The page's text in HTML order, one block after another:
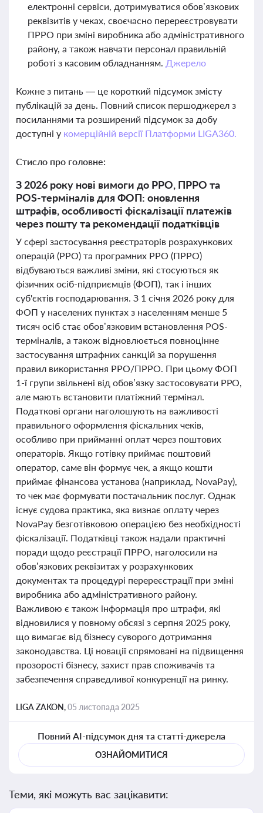
електронні сервіси, дотримуватися обов’язкових
реквізитів у чеках, своєчасно перереєстровувати
ПРРО при зміні виробника або адміністративного
району, а також навчати персонал правильній
роботі з касовим обладнанням. Джерело
Кожне з питань — це короткий підсумок змісту
публікацій за день. Повний список першоджерел з
посиланнями та розширений підсумок за добу
доступні у комерційній версії Платформи LIGA360.
Стисло про головне:
З 2026 року нові вимоги до РРО, ПРРО та
POS-терміналів для ФОП: оновлення
штрафів, особливості фіскалізації платежів
через пошту та рекомендації податківців
У сфері застосування реєстраторів розрахункових
операцій (РРО) та програмних РРО (ПРРО)
відбуваються важливі зміни, які стосуються як
фізичних осіб-підприємців (ФОП), так і інших
суб'єктів господарювання. З 1 січня 2026 року для
ФОП у населених пунктах з населенням менше 5
тисяч осіб стає обов’язковим встановлення POS-
терміналів, а також відновлюється повноцінне
застосування штрафних санкцій за порушення
правил використання РРО/ПРРО. При цьому ФОП
1-ї групи звільнені від обов’язку застосовувати РРО,
але мають встановити платіжний термінал.
Податкові органи наголошують на важливості
правильного оформлення фіскальних чеків,
особливо при прийманні оплат через поштових
операторів. Якщо готівку приймає поштовий
оператор, саме він формує чек, а якщо кошти
приймає фінансова установа (наприклад, NovaPay),
то чек має формувати постачальник послуг. Однак
існує судова практика, яка визнає оплату через
NovaPay безготівковою операцією без необхідності
фіскалізації. Податківці також надали практичні
поради щодо реєстрації ПРРО, наголосили на
обов’язкових реквізитах у розрахункових
документах та процедурі перереєстрації при зміні
виробника або адміністративного району.
Важливою є також інформація про штрафи, які
відновилися у повному обсязі з серпня 2025 року,
що вимагає від бізнесу суворого дотримання
законодавства. Ці новації спрямовані на підвищення
прозорості бізнесу, захист прав споживачів та
забезпечення справедливої конкуренції на ринку.
LIGA ZAKON,05 листопада 2025
Повний AI-підсумок дня та статті-джерела
ОЗНАЙОМИТИСЯ
Теми, які можуть вас зацікавити: